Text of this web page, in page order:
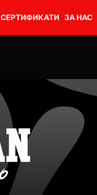
СЕРТИФИКАТИ ЗА НАС